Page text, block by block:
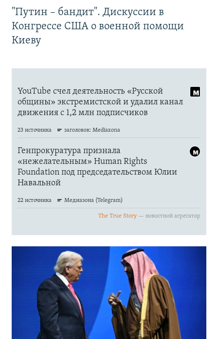
"Путин – бандит". Дискуссии в
Конгрессе США о военной помощи
Киеву